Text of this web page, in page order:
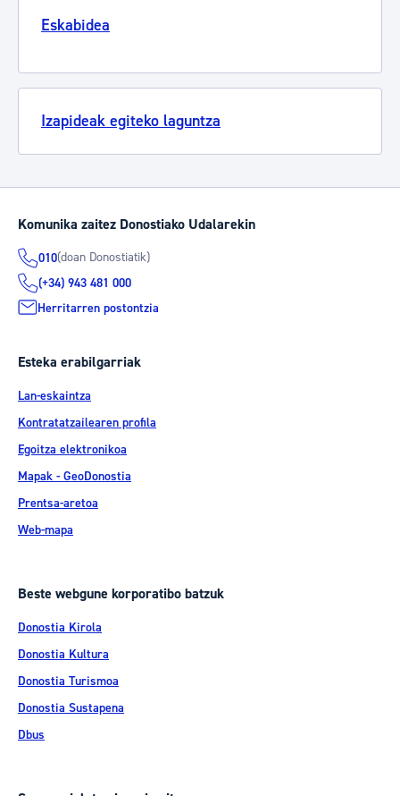
Eskabidea
Izapideak egiteko laguntza
Komunika zaitez Donostiako Udalarekin
010(doan Donostiatik)
(+34) 943 481 000
Herritarren postontzia
Esteka erabilgarriak
Lan-eskaintza
Kontratatzailearen profila
Egoitza elektronikoa
Mapak - GeoDonostia
Prentsa-aretoa
Web-mapa
Beste webgune korporatibo batzuk
Donostia Kirola
Donostia Kultura
Donostia Turismoa
Donostia Sustapena
Dbus